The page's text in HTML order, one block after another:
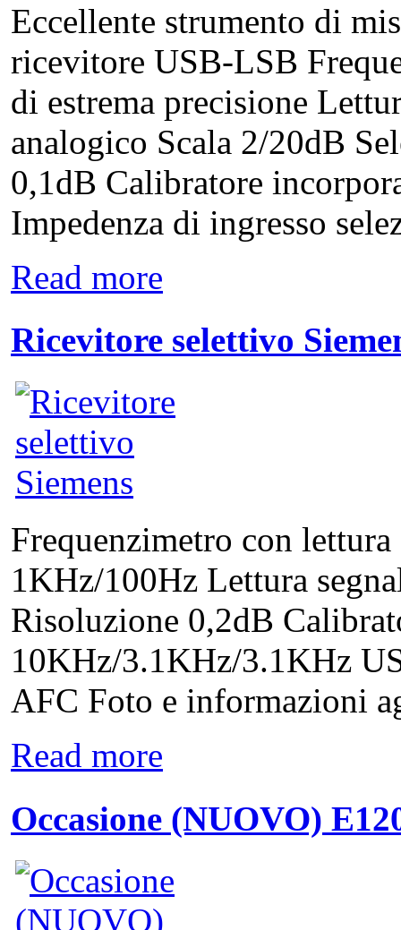
Eccellente strumento di
ricevitore USB-LSB
di estrema precisione
analogico Scala 2/20dB
0,1dB Calibratore
Impedenza di ingresso
Read more
Ricevitore selettivo
Frequenzimetro con
1KHz/100Hz Lettura
Risoluzione 0,2dB
10KHz/3.1KHz/3.1KHz
AFC Foto e informazioni
Read more
Occasione (NUOVO)